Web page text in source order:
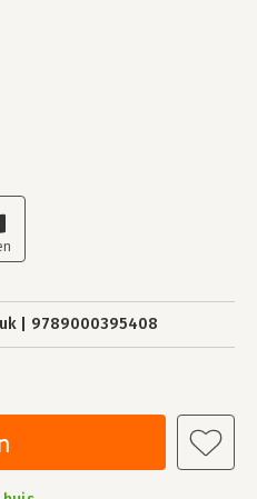
9789000395408